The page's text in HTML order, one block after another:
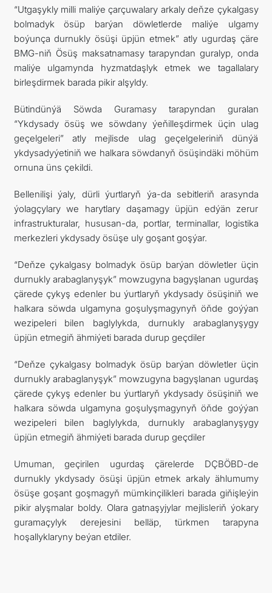
“Utgaşykly milli maliýe çarçuwalary arkaly deňze çykalgasy
bolmadyk ösüp barýan döwletlerde maliýe ulgamy
boýunça durnukly ösüşi üpjün etmek” atly ugurdaş çäre
BMG-niň Ösüş maksatnamasy tarapyndan guralyp, onda
maliýe ulgamynda hyzmatdaşlyk etmek we tagallalary
birleşdirmek barada pikir alşyldy.
Bütindünýä Söwda Guramasy tarapyndan guralan
“Ykdysady ösüş we söwdany ýeňilleşdirmek üçin ulag
geçelgeleri” atly mejlisde ulag geçelgeleriniň dünýä
ykdysadyýetiniň we halkara söwdanyň ösüşindäki möhüm
ornuna üns çekildi.
Bellenilişi ýaly, dürli ýurtlaryň ýa-da sebitleriň arasynda
ýolagçylary we harytlary daşamagy üpjün edýän zerur
infrastrukturalar, hususan-da, portlar, terminallar, logistika
merkezleri ykdysady ösüşe uly goşant goşýar.
“Deňze çykalgasy bolmadyk ösüp barýan döwletler üçin
durnukly arabaglanyşyk” mowzugyna bagyşlanan ugurdaş
çärede çykyş edenler bu ýurtlaryň ykdysady ösüşiniň we
halkara söwda ulgamyna goşulyşmagynyň öňde goýýan
wezipeleri bilen baglylykda, durnukly arabaglanyşygy
üpjün etmegiň ähmiýeti barada durup geçdiler
“Deňze çykalgasy bolmadyk ösüp barýan döwletler üçin
durnukly arabaglanyşyk” mowzugyna bagyşlanan ugurdaş
çärede çykyş edenler bu ýurtlaryň ykdysady ösüşiniň we
halkara söwda ulgamyna goşulyşmagynyň öňde goýýan
wezipeleri bilen baglylykda, durnukly arabaglanyşygy
üpjün etmegiň ähmiýeti barada durup geçdiler
Umuman, geçirilen ugurdaş çärelerde DÇBÖBD-de
durnukly ykdysady ösüşi üpjün etmek arkaly ählumumy
ösüşe goşant goşmagyň mümkinçilikleri barada giňişleýin
pikir alyşmalar boldy. Olara gatnaşyjylar mejlisleriň ýokary
guramaçylyk derejesini belläp, türkmen tarapyna
hoşallyklaryny beýan etdiler.